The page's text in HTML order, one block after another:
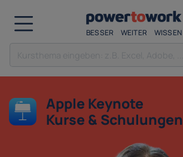
BESSER WEITER WISSEN
Apple Keynote
Kurse & Schulungen